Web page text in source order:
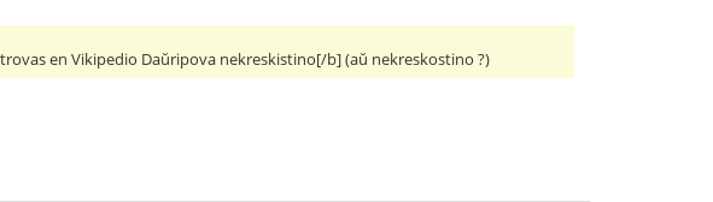
en Vikipedio Daŭripova nekreskistino[/b] (aŭ nekreskostino ?)